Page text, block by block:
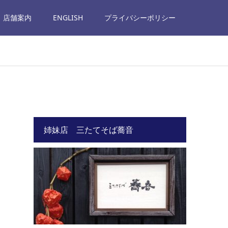
店舗案内 ENGLISH プライバシーポリシー
姉妹店 三たてそば蕎音